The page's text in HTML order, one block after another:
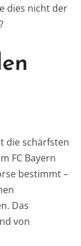
dies nicht der
die schärfsten
FC Bayern
bestimmt –
Das
von